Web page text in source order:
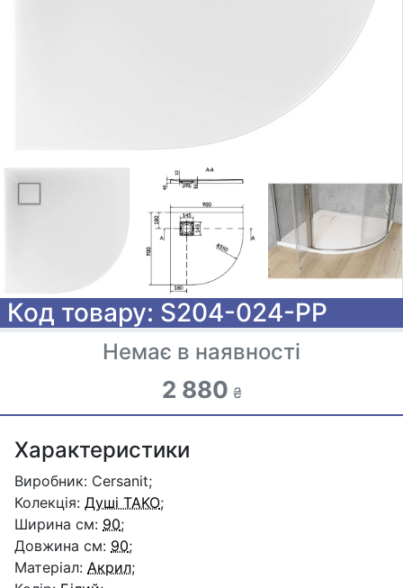
Код товару: S204-024-PP
Немає в наявності
2 880 ₴
Характеристики
Виробник: Cersanit;
Колекція: Душі TAKO;
Ширина см: 90;
Довжина см: 90;
Матеріал: Акрил;